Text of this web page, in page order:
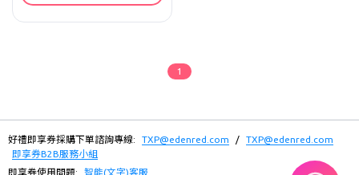
1
好禮即享券採購下單諮詢專線: TXP@edenred.com /
TXP@edenred.com
即享券B2B服務小組
即享券使用問題:
智能(文字)客服